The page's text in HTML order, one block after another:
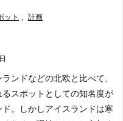
ット , 計画
ンドなどの北欧と比べて、
スポットとしての知名度が
。
しかしアイスランドは寒